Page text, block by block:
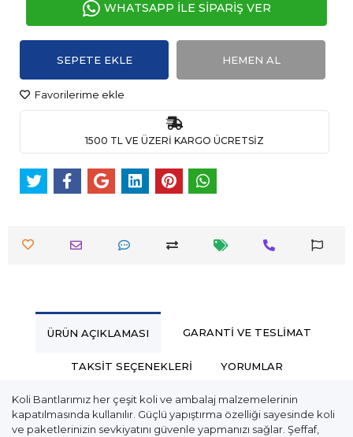
WHATSAPP İLE SİPARİŞ VER
SEPETE EKLE HEMEN AL
Favorilerime ekle
1500 TL VE ÜZERİ KARGO ÜCRETSİZ
ÜRÜN AÇIKLAMASI GARANTI VE TESLIMAT
TAKSIT SEÇENEKLERI YORUMLAR
Koli Bantlarımız her çeşit koli ve ambalaj malzemelerinin
kapatılmasında kullanılır. Güçlü yapıştırma özelliği sayesinde koli
ve paketlerinizin sevkiyatını güvenle yapmanızı sağlar. Şeffaf,